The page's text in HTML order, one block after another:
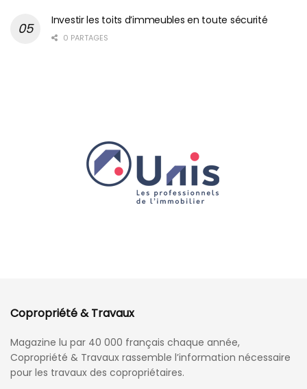
Investir les toits d’immeubles en toute sécurité
0 PARTAGES
Copropriété & Travaux
Magazine lu par 40 000 français chaque année,
Copropriété & Travaux rassemble l’information nécessaire
pour les travaux des copropriétaires.